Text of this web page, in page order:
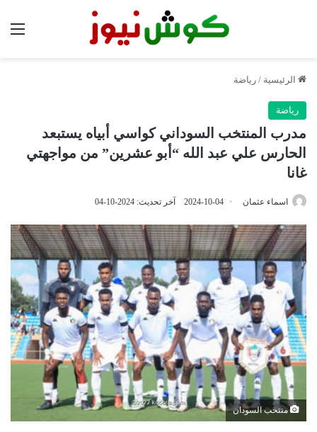
الرئيسية / رياضة
رياضة
مدرب المنتخب السوداني كواسي أبياه يستبعد
الحارس علي عبد الله “أبو عشرين” من مواجهتي
غانا
اسماء عثمان 2024-10-04 آخر تحديث: 2024-10-04
منتخب السودان